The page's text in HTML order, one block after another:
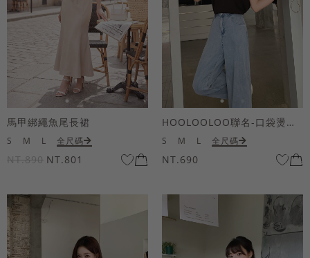
馬甲綁繩魚尾長裙
S M L 全尺碼
NT.890 NT.801
HOOLOOLOO聯名-口袋燙金KUKU熊短袖上衣
S M L 全尺碼
NT.690